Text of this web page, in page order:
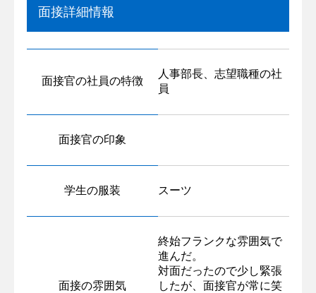
面接詳細情報
面接官の社員の特徴
人事部長、志望職種の社
員
面接官の印象
学生の服装 スーツ
面接の雰囲気
終始フランクな雰囲気で
進んだ。
対面だったので少し緊張
したが、面接官が常に笑